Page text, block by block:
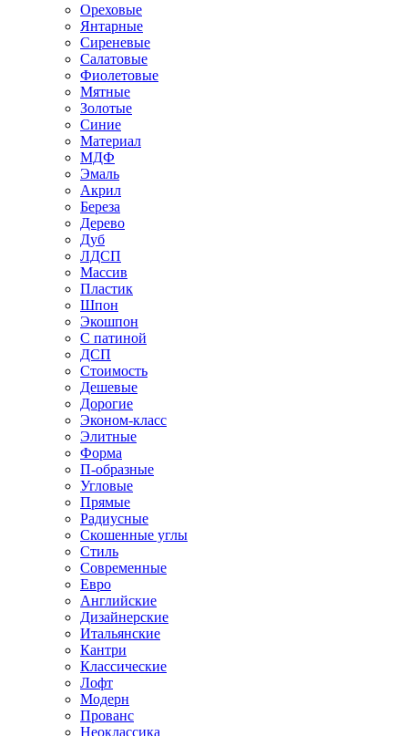
Ореховые
Янтарные
Сиреневые
Салатовые
Фиолетовые
Мятные
Золотые
Синие
Материал
МДФ
Эмаль
Акрил
Береза
Дерево
Дуб
ЛДСП
Массив
Пластик
Шпон
Экошпон
С патиной
ДСП
Стоимость
Дешевые
Дорогие
Эконом-класс
Элитные
Форма
П-образные
Угловые
Прямые
Радиусные
Скошенные углы
Стиль
Современные
Евро
Английские
Дизайнерские
Итальянские
Кантри
Классические
Лофт
Модерн
Прованс
Неоклассика